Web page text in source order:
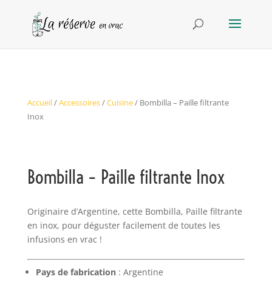
Accueil/Accessoires/Cuisine/ Bombilla – Paille filtrante
Inox
Bombilla – Paille filtrante Inox
Originaire d’Argentine, cette Bombilla, Paille filtrante
en inox, pour déguster facilement de toutes les
infusions en vrac !
Pays de fabrication: Argentine